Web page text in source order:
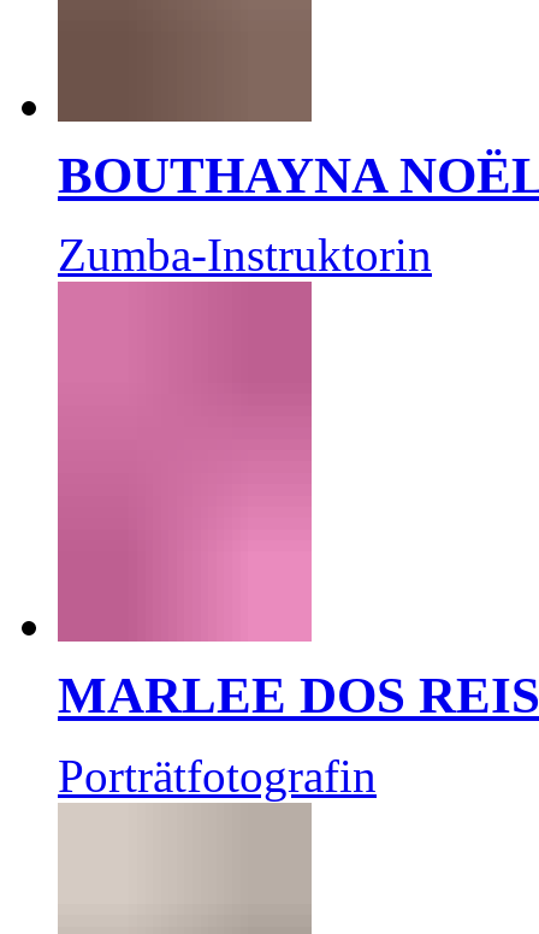
BOUTHAYNA
Zumba-Instruktorin
MARLEE DOS REIS
Porträtfotografin